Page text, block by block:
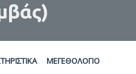
ΜΕΓΕΘΟΛΌΓΙΟ